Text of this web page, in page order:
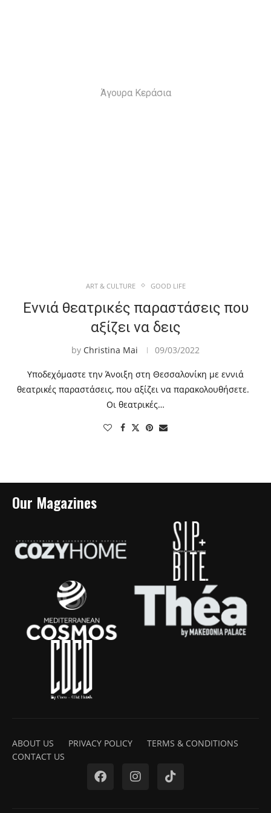
Άγουρα Κεράσια
ART & CULTURE GOOD LIFE
Εννιά θεατρικές παραστάσεις που
αξίζει να δεις
by Christina Mai 09/03/2022
Υποδεχόμαστε την Άνοιξη στη Θεσσαλονίκη με εννιά
θεατρικές παραστάσεις, που αξίζει να παρακολουθήσετε.
Οι θεατρικές…
Our Magazines
ABOUT US PRIVACY POLICY
TERMS & CONDITIONS
CONTACT US